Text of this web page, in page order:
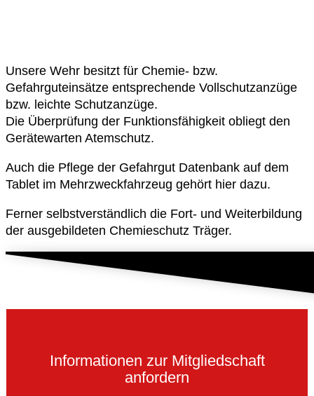
Unsere Wehr besitzt für Chemie- bzw.
Gefahrguteinsätze entsprechende Vollschutzanzüge
bzw. leichte Schutzanzüge.
Die Überprüfung der Funktionsfähigkeit obliegt den
Gerätewarten Atemschutz.
Auch die Pflege der Gefahrgut Datenbank auf dem
Tablet im Mehrzweckfahrzeug gehört hier dazu.
Ferner selbstverständlich die Fort- und Weiterbildung
der ausgebildeten Chemieschutz Träger.
Informationen zur Mitgliedschaft
anfordern